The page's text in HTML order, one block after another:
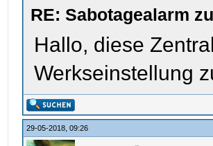
RE: Sabotagealarm
Hallo, diese
Werkseinstellung
29-05-2018, 09:26